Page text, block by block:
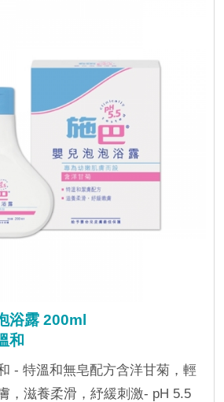
浴露 200ml
和
- 特溫和無皂配方含洋甘菊，輕
，滋養柔滑，紓緩刺激- pH 5.5